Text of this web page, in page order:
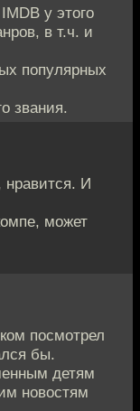
у этого
в т.ч. и
популярных
звания.
нравится. И
может
посмотрел
бы.
детям
новостям